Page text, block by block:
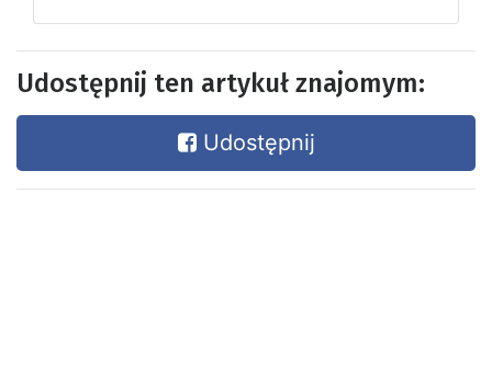
Udostępnij ten artykuł znajomym:
Udostępnij